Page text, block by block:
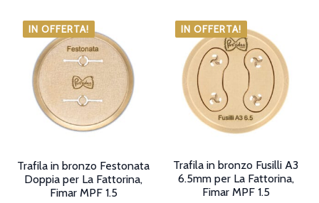
varianti.
Le
opzioni
possono
essere
scelte
nella
pagina
del
varianti.
Le
opzioni
possono
essere
scelte
nella
pagina
del
IN OFFERTA!
Trafila in bronzo Festonata
Doppia per La Fattorina,
Fimar MPF 1.5
IN OFFERTA!
Trafila in bronzo Fusilli A3
6.5mm per La Fattorina,
Fimar MPF 1.5